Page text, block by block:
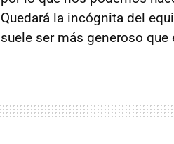
Quedará la incógnita del
suele ser más generoso